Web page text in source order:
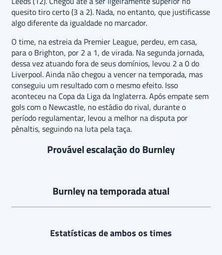
quesito tiro certo (3 a 2). Nada, no entanto, que justificasse
algo diferente da igualdade no marcador.
O time, na estreia da Premier League, perdeu, em casa,
para o Brighton, por 2 a 1, de virada. Na segunda jornada,
dessa vez atuando fora de seus domínios, levou 2 a 0 do
Liverpool. Ainda não chegou a vencer na temporada, mas
conseguiu um resultado com o mesmo efeito. Isso
aconteceu na Copa da Liga da Inglaterra. Após empate sem
gols com o Newcastle, no estádio do rival, durante o
período regulamentar, levou a melhor na disputa por
pênaltis, seguindo na luta pela taça.
Provável escalação do Burnley
Burnley na temporada atual
Estatísticas de ambos os times